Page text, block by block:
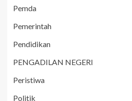
Pemda
Pemerintah
Pendidikan
PENGADILAN NEGERI
Peristiwa
Politik